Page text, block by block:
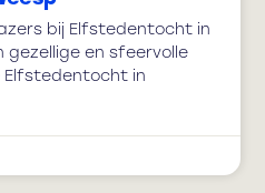
bij Elfstedentocht in
gezellige en sfeervolle
Elfstedentocht in